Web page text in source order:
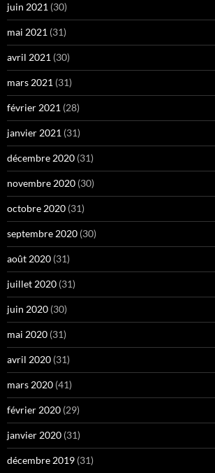
juin 2021 (30)
mai 2021 (31)
avril 2021 (30)
mars 2021 (31)
février 2021 (28)
janvier 2021 (31)
décembre 2020 (31)
novembre 2020 (30)
octobre 2020 (31)
septembre 2020 (30)
août 2020 (31)
juillet 2020 (31)
juin 2020 (30)
mai 2020 (31)
avril 2020 (31)
mars 2020 (41)
février 2020 (29)
janvier 2020 (31)
décembre 2019 (31)